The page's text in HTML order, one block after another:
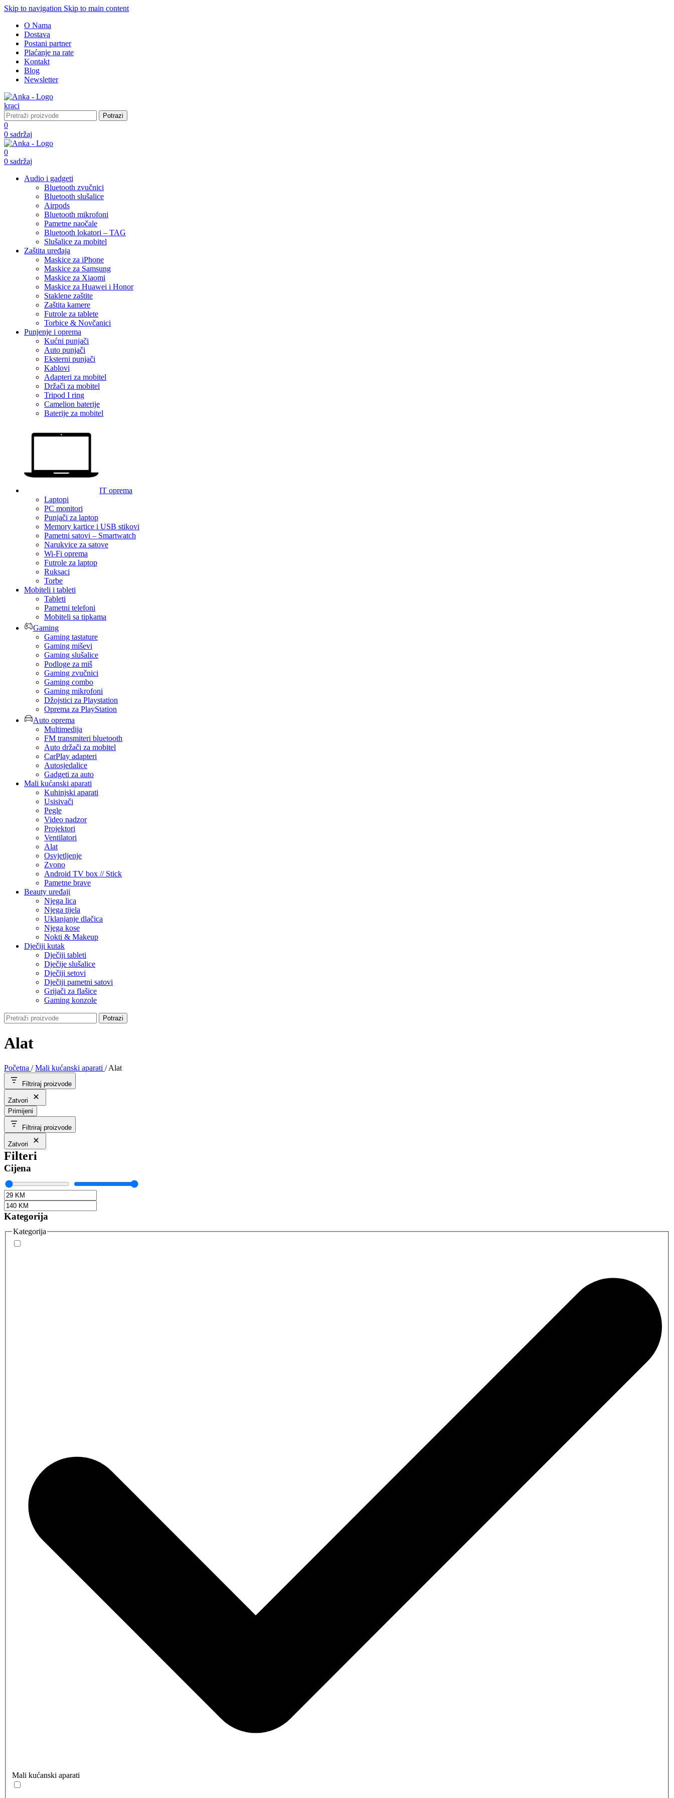
Skip to navigation Skip to main content
O Nama
Dostava
Postani partner
Plaćanje na rate
Kontakt
Blog
Newsletter
Potrazi
0
0 sadržaj
0
0 sadržaj
Audio i gadgeti
Bluetooth zvučnici
Bluetooth slušalice
Airpods
Bluetooth mikrofoni
Pametne naočale
Bluetooth lokatori – TAG
Slušalice za mobitel
Zaštita uređaja
Maskice za iPhone
Maskice za Samsung
Maskice za Xiaomi
Maskice za Huawei i Honor
Staklene zaštite
Zaštita kamere
Futrole za tablete
Torbice & Novčanici
Punjenje i oprema
Kućni punjači
Auto punjači
Eksterni punjači
Kablovi
Adapteri za mobitel
Držači za mobitel
Tripod I ring
Camelion baterije
Baterije za mobitel
IT oprema
Laptopi
PC monitori
Punjači za laptop
Memory kartice i USB stikovi
Pametni satovi – Smartwatch
Narukvice za satove
Wi-Fi oprema
Futrole za laptop
Ruksaci
Torbe
Mobiteli i tableti
Tableti
Pametni telefoni
Mobiteli sa tipkama
Gaming
Gaming tastature
Gaming miševi
Gaming slušalice
Podloge za miš
Gaming zvučnici
Gaming combo
Gaming mikrofoni
Džojstici za Playstation
Oprema za PlayStation
Auto oprema
Multimedija
FM transmiteri bluetooth
Auto držači za mobitel
CarPlay adapteri
Autosjedalice
Gadgeti za auto
Mali kućanski aparati
Kuhinjski aparati
Usisivači
Pegle
Video nadzor
Projektori
Ventilatori
Alat
Osvjetljenje
Zvono
Android TV box // Stick
Pametne brave
Beauty uređaji
Njega lica
Njega tijela
Uklanjanje dlačica
Njega kose
Nokti & Makeup
Dječiji kutak
Dječiji tableti
Dječije slušalice
Dječiji setovi
Dječiji pametni satovi
Grijači za flašice
Gaming konzole
Potrazi
Alat
Početna / Mali kućanski aparati / Alat
Filtriraj proizvode
Zatvori
Primijeni
Filtriraj proizvode
Zatvori
Filteri
Cijena
Kategorija
Kategorija
Mali kućanski aparati